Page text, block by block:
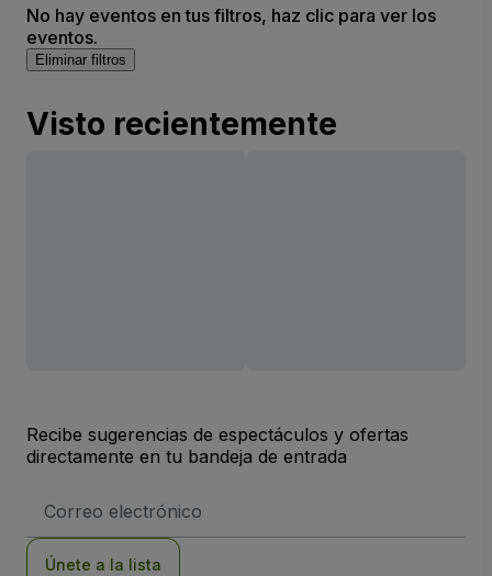
No hay eventos en tus filtros, haz clic para ver los
eventos.
Eliminar filtros
Visto recientemente
Recibe sugerencias de espectáculos y ofertas
directamente en tu bandeja de entrada
de
Únete a la lista